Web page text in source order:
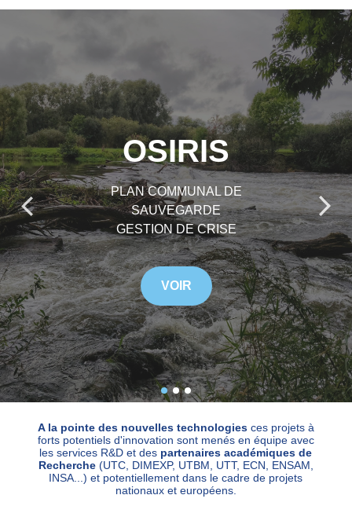
OSIRIS
PLAN COMMUNAL DE
SAUVEGARDE
GESTION DE CRISE
VOIR
A la pointe des nouvelles technologiesces projets à
forts potentiels d'innovation sont menés en équipe avec
les services R&D et des partenaires académiques de
Recherche (UTC, DIMEXP, UTBM, UTT, ECN, ENSAM,
INSA...) et potentiellement dans le cadre de projets
nationaux et européens.